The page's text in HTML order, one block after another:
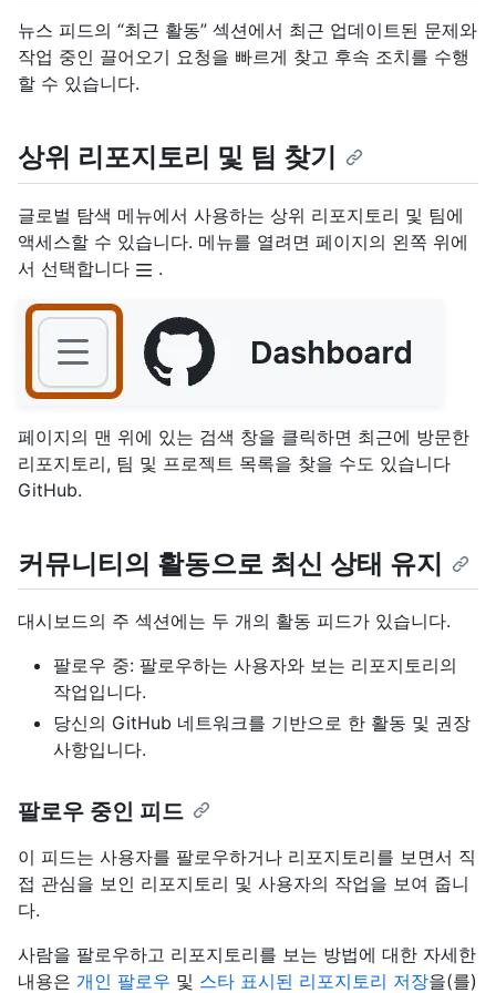
뉴스 피드의 “최근 활동” 섹션에서 최근 업데이트된 문제와
작업 중인 끌어오기 요청을 빠르게 찾고 후속 조치를 수행
할 수 있습니다.
상위 리포지토리 및 팀 찾기
글로벌 탐색 메뉴에서 사용하는 상위 리포지토리 및 팀에
액세스할 수 있습니다. 메뉴를 열려면 페이지의 왼쪽 위에
서 선택합니다
.
페이지의 맨 위에 있는 검색 창을 클릭하면 최근에 방문한
리포지토리, 팀 및 프로젝트 목록을 찾을 수도 있습니다
GitHub.
커뮤니티의 활동으로 최신 상태 유지
대시보드의 주 섹션에는 두 개의 활동 피드가 있습니다.
팔로우 중: 팔로우하는 사용자와 보는 리포지토리의
작업입니다.
당신의 GitHub 네트워크를 기반으로 한 활동 및 권장
사항입니다.
팔로우 중인 피드
이 피드는 사용자를 팔로우하거나 리포지토리를 보면서 직
접 관심을 보인 리포지토리 및 사용자의 작업을 보여 줍니
다.
사람을 팔로우하고 리포지토리를 보는 방법에 대한 자세한
내용은 개인 팔로우 및 스타 표시된 리포지토리 저장을(를)